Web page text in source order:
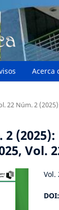
Acerca
22 Núm. 2
2
Vol.
Vol.
DOI: